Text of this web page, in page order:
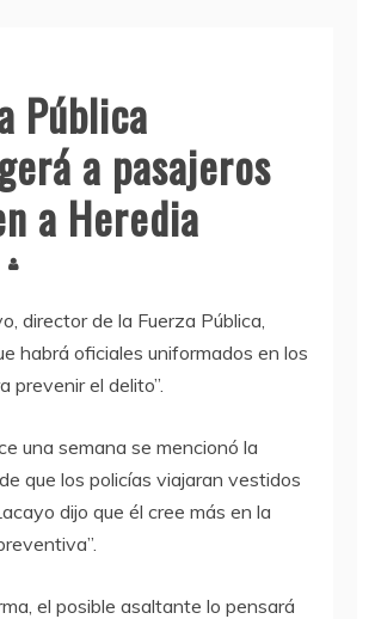
Pública
a pasajeros
a Heredia
director de la Fuerza Pública,
habrá oficiales uniformados en los
prevenir el delito”.
una semana se mencionó la
que los policías viajaran vestidos
dijo que él cree más en la
el posible asaltante lo pensará